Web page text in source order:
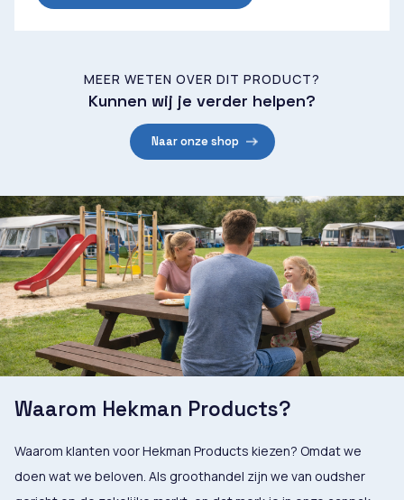
MEER WETEN OVER DIT PRODUCT?
Kunnen wij je verder helpen?
Naar onze shop
Waarom Hekman Products?
Waarom klanten voor Hekman Products kiezen? Omdat we
doen wat we beloven. Als groothandel zijn we van oudsher